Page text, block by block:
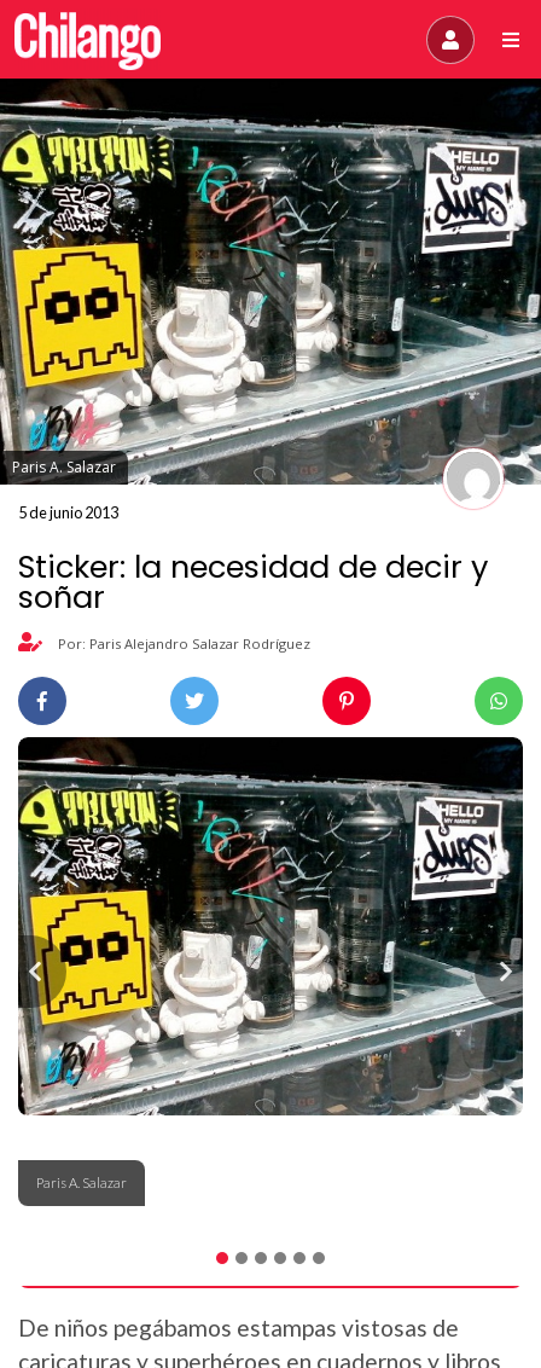
Paris A. Salazar
5 de junio 2013
Sticker: la necesidad de decir y
soñar
Por: Paris Alejandro Salazar Rodríguez
Paris A. Salazar
De niños pegábamos estampas vistosas de
caricaturas y superhéroes en cuadernos y libros